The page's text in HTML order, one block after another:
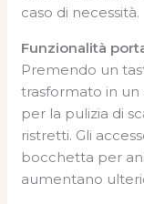
caso di necessità.
Funzionalità
Premendo un
trasformato in
per la pulizia di
ristretti. Gli
bocchetta per
aumentano